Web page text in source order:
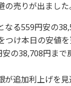
の売りが出ました
なる559円安の
つけ本日の安値
の38,708円まで
が追加利上げを